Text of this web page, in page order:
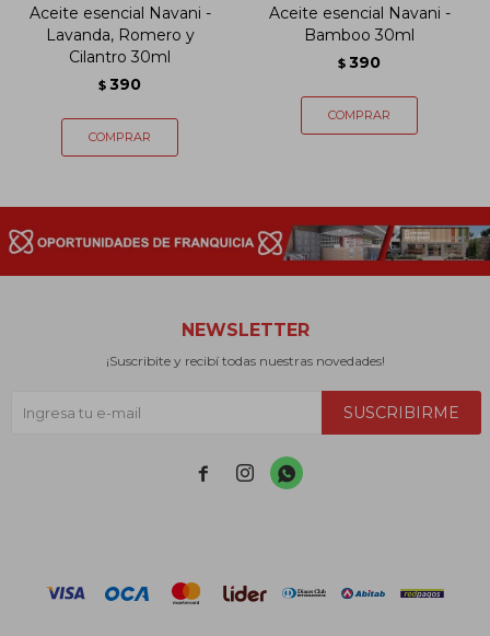
Aceite esencial Navani -
Lavanda, Romero y
Cilantro 30ml
$ 390
Aceite esencial Navani -
Bamboo 30ml
$ 390
NEWSLETTER
¡Suscribite y recibí todas nuestras novedades!
SUSCRIBIRME
  